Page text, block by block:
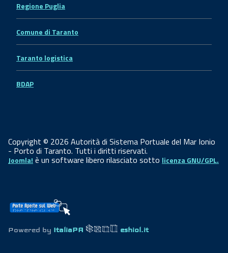
Regione Puglia
Comune di Taranto
Taranto logistica
BDAP
Copyright © 2026 Autorità di Sistema Portuale del Mar Ionio
- Porto di Taranto. Tutti i diritti riservati.
Joomla! è un software libero rilasciato sotto licenza GNU/GPL.
Powered by ItaliaPA eshiol.it